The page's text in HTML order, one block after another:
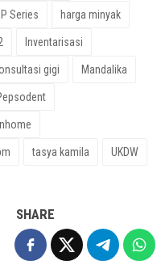
Series harga minyak
Inventarisasi
gigi Mandalika
tasya kamila UKDW
SHARE